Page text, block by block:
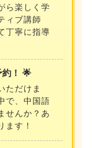
ら楽しく学
ィブ講師
丁寧に指導
！ 🌟
ただけま
で、中国語
せんか？あ
ます！